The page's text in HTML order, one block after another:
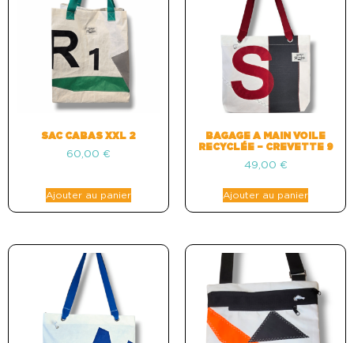
SAC CABAS XXL 2
60,00 €
Ajouter au panier
BAGAGE A MAIN VOILE
RECYCLÉE – CREVETTE 9
49,00 €
Ajouter au panier